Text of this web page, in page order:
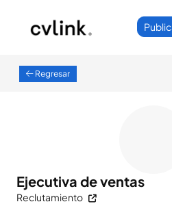
Regresar
Ejecutiva de ventas
Reclutamiento